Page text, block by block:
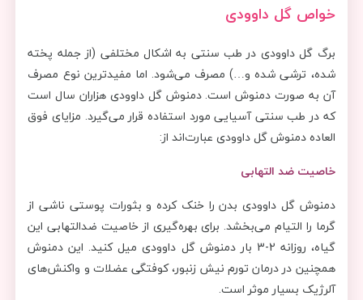
خواص گل داوودی
برگ گل داوودی در طب سنتی به اشکال مختلفی (از جمله پخته
شده، ترشی شده و…) مصرف می‌شود. اما مفیدترین نوع مصرف
آن به صورت دمنوش است. دمنوش گل داوودی هزاران سال است
که در طب سنتی آسیایی مورد استفاده قرار می‌گیرد. مزایای فوق
العاده دمنوش گل داوودی عبارت‌اند از:
خاصیت ضد التهابی
دمنوش گل داوودی بدن را خنک کرده و بثورات پوستی ناشی از
گرما را التیام می‌بخشد. برای بهره‌گیری از خاصیت ضدالتهابی این
گیاه، روزانه 2-3 بار دمنوش گل داوودی میل کنید. این دمنوش
همچنین در درمان تورم نیش زنبور، کوفتگی عضلات و واکنش‌های
آلرژیک بسیار موثر است.